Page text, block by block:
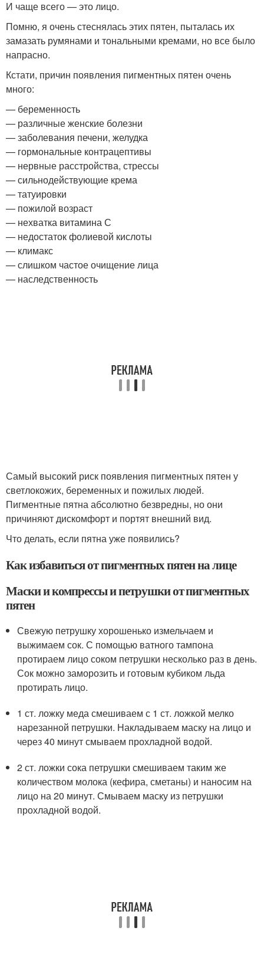
И чаще всего — это лицо.
Помню, я очень стеснялась этих пятен, пыталась их
замазать румянами и тональными кремами, но все было
напрасно.
Кстати, причин появления пигментных пятен очень
много:
— беременность
— различные женские болезни
— заболевания печени, желудка
— гормональные контрацептивы
— нервные расстройства, стрессы
— сильнодействующие крема
— татуировки
— пожилой возраст
— нехватка витамина С
— недостаток фолиевой кислоты
— климакс
— слишком частое очищение лица
— наследственность
Самый высокий риск появления пигментных пятен у
светлокожих, беременных и пожилых людей.
Пигментные пятна абсолютно безвредны, но они
причиняют дискомфорт и портят внешний вид.
Что делать, если пятна уже появились?
Как избавиться от пигментных пятен на лице
Маски и компрессы и петрушки от пигментных
пятен
Свежую петрушку хорошенько измельчаем и
выжимаем сок. С помощью ватного тампона
протираем лицо соком петрушки несколько раз в день.
Сок можно заморозить и готовым кубиком льда
протирать лицо.
1 ст. ложку меда смешиваем с 1 ст. ложкой мелко
нарезанной петрушки. Накладываем маску на лицо и
через 40 минут смываем прохладной водой.
2 ст. ложки сока петрушки смешиваем таким же
количеством молока (кефира, сметаны) и наносим на
лицо на 20 минут. Смываем маску из петрушки
прохладной водой.